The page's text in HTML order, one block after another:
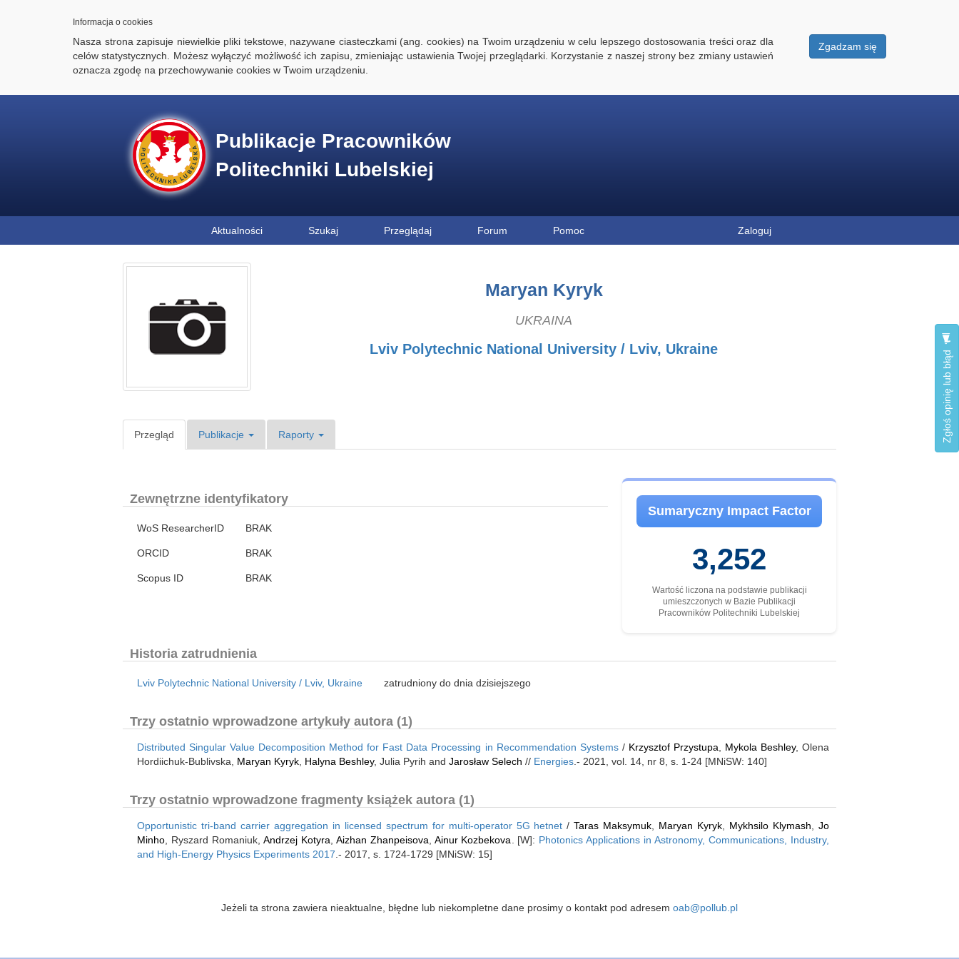
Informacja o cookies
Zgadzam się
Nasza strona zapisuje niewielkie pliki tekstowe, nazywane ciasteczkami (ang. cookies) na Twoim urządzeniu w celu lepszego dostosowania treści oraz dla
celów statystycznych. Możesz wyłączyć możliwość ich zapisu, zmieniając ustawienia Twojej przeglądarki. Korzystanie z naszej strony bez zmiany ustawień
oznacza zgodę na przechowywanie cookies w Twoim urządzeniu.
Publikacje Pracowników
Politechniki Lubelskiej
Aktualności Szukaj Przeglądaj Forum Pomoc Zaloguj
Zgłoś opinię lub błąd
Maryan Kyryk
UKRAINA
Lviv Polytechnic National University / Lviv, Ukraine
Przegląd Publikacje Raporty
Zewnętrzne identyfikatory
WoS ResearcherID BRAK
ORCID BRAK
Scopus ID BRAK
Sumaryczny Impact Factor
3,252
Wartość liczona na podstawie publikacji
umieszczonych w Bazie Publikacji
Pracowników Politechniki Lubelskiej
Historia zatrudnienia
Lviv Polytechnic National University / Lviv, Ukraine zatrudniony do dnia dzisiejszego
Trzy ostatnio wprowadzone artykuły autora (1)
Distributed Singular Value Decomposition Method for Fast Data Processing in Recommendation Systems/ Krzysztof Przystupa Mykola Beshley, Olena
Hordiichuk-Bublivska, Maryan Kyryk Halyna Beshley, Julia Pyrih and Jarosław Selech // Energies .- 2021, vol. 14, nr 8, s. 1-24 [MNiSW: 140]
Trzy ostatnio wprowadzone fragmenty książek autora (1)
Opportunistic tri-band carrier aggregation in licensed spectrum for multi-operator 5G hetnet /Taras Maksymuk Maryan Kyryk Mykhsilo Klymash ,Jo
Minho , Ryszard Romaniuk, Andrzej Kotyra Aizhan Zhanpeisova Ainur Kozbekova . [W]: Photonics Applications in Astronomy, Communications, Industry,
and High-Energy Physics Experiments 2017 .- 2017, s. 1724-1729 [MNiSW: 15]
Jeżeli ta strona zawiera nieaktualne, błędne lub niekompletne dane prosimy o kontakt pod adresem oab@pollub.pl